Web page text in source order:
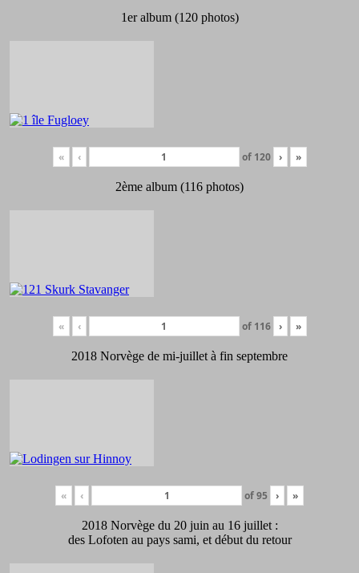
1er album (120 photos)
« ‹ of 120 › »
2ème album (116 photos)
« ‹ of 116 › »
2018 Norvège de mi-juillet à fin septembre
« ‹ of95 › »
2018 Norvège du 20 juin au 16 juillet :
des Lofoten au pays sami, et début du retour